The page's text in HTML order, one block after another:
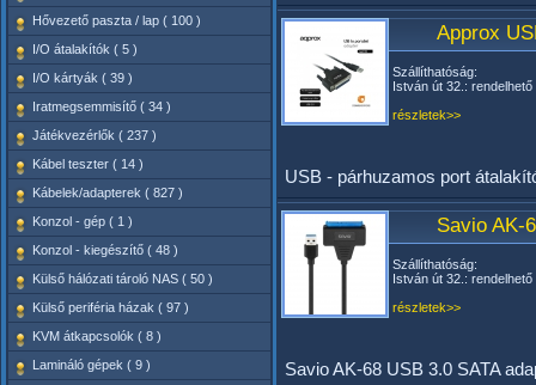
Hővezető paszta / lap ( 100 )
I/O átalakítók ( 5 )
I/O kártyák ( 39 )
Iratmegsemmisítő ( 34 )
Játékvezérlők ( 237 )
Kábel teszter ( 14 )
Kábelek/adapterek ( 827 )
Konzol - gép ( 1 )
Konzol - kiegészítő ( 48 )
Külső hálózati tároló NAS ( 50 )
Külső periféria házak ( 97 )
KVM átkapcsolók ( 8 )
Lamináló gépek ( 9 )
Approx
Szállíthatóság:
István út 32.: rendelhető
részletek>>
USB - párhuzamos port
Savio AK-
Szállíthatóság:
István út 32.: rendelhető
részletek>>
Savio AK-68 USB 3.0 SATA